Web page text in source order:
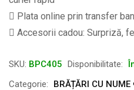
Plata online prin transfer
Accesorii cadou: Surpriză,
SKU: BPC405 Disponibilitate:
Categorie:
BRĂȚĂRI CU